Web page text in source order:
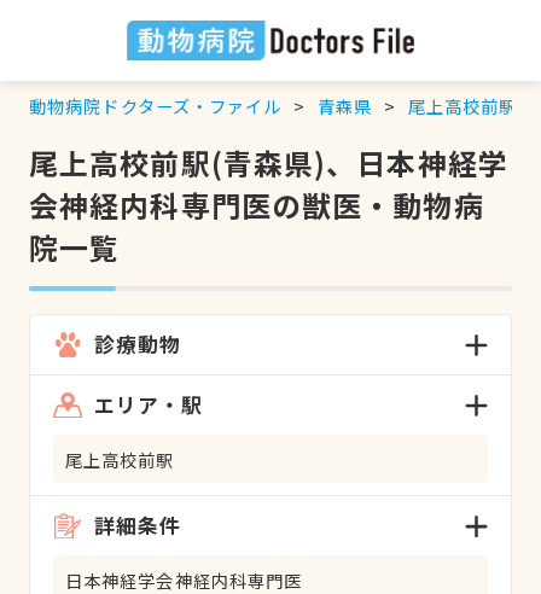
動物病院ドクターズ・ファイル 青森県 尾上高校前駅
尾上高校前駅(青森県)、日本神経学
会神経内科専門医の獣医・動物病
院一覧
診療動物
エリア・駅
尾上高校前駅
詳細条件
日本神経学会神経内科専門医